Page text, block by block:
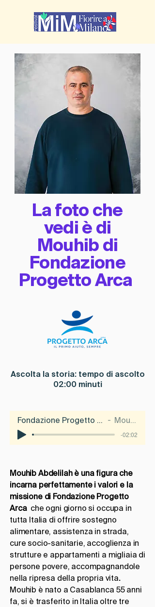
La foto che
vedi è di
Mouhib di
Fondazione
Progetto Arca
Ascolta la storia: tempo di ascolto
02:00 minuti
Fondazione Progetto Arca Mouhib
-02:02
Mouhib Abdelilah è una figura che
incarna perfettamente i valori e la
missione di Fondazione Progetto
Arca che ogni giorno si occupa in
tutta Italia di offrire sostegno
alimentare, assistenza in strada,
cure socio-sanitarie, accoglienza in
strutture e appartamenti a migliaia di
persone povere, accompagnandole
nella ripresa della propria vita.
Mouhib è nato a Casablanca 55 anni
fa, si è trasferito in Italia oltre tre